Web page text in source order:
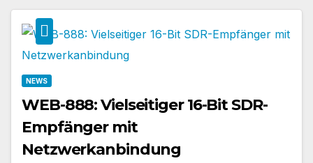
NEWS
WEB-888: Vielseitiger 16-Bit SDR-
Empfänger mit
Netzwerkanbindung